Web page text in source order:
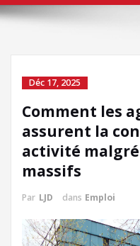
Déc 17, 2025
Comment les
assurent la
activité
massifs
Par LJD dans Emploi